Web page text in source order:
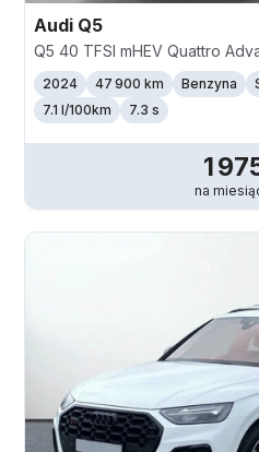
Audi Q5
Q5 40 TFSI mHEV Quattro
2024 47 900 km Benzyna
7.1 l/100km
7.3 s
1
na